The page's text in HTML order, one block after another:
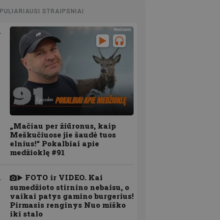
STRAIPSNIAI
„Mačiau per žiūronus, kaip
Meškučiuose jie šaudė tuos
elnius!“ Pokalbiai apie
medžioklę #91
FOTO ir VIDEO. Kai
sumedžioto stirnino nebaisu, o
vaikai patys gamino burgerius!
Pirmasis renginys Nuo miško
iki stalo